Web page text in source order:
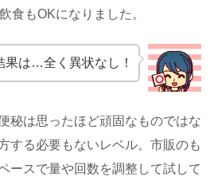
食もOKになりました。
果は…全く異状なし！
秘は思ったほど頑固なものではな
する必要もないレベル。市販のも
ースで量や回数を調整して試して